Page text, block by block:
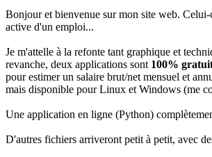
Bonjour et bienvenue sur mon site web.
active d'un emploi...
Je m'attelle à la refonte tant graphique et
revanche, deux applications sont 100%
pour estimer un salaire brut/net mensuel et
mais disponible pour Linux et Windows (me
Une application en ligne (Python)
D'autres fichiers arriveront petit à petit, avec